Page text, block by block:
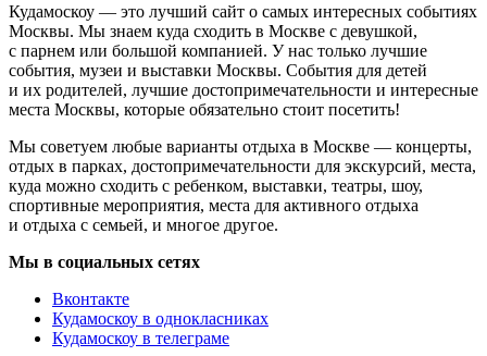
Кудамоскоу — это лучший сайт о самых интересных событиях
Москвы. Мы знаем куда сходить в Москве с девушкой,
с парнем или большой компанией. У нас только лучшие
события, музеи и выставки Москвы. События для детей
и их родителей, лучшие достопримечательности и интересные
места Москвы, которые обязательно стоит посетить!
Мы советуем любые варианты отдыха в Москве — концерты,
отдых в парках, достопримечательности для экскурсий, места,
куда можно сходить с ребенком, выставки, театры, шоу,
спортивные мероприятия, места для активного отдыха
и отдыха с семьей, и многое другое.
Мы в социальных сетях
Вконтакте
Кудамоскоу в однокласниках
Кудамоскоу в телеграме